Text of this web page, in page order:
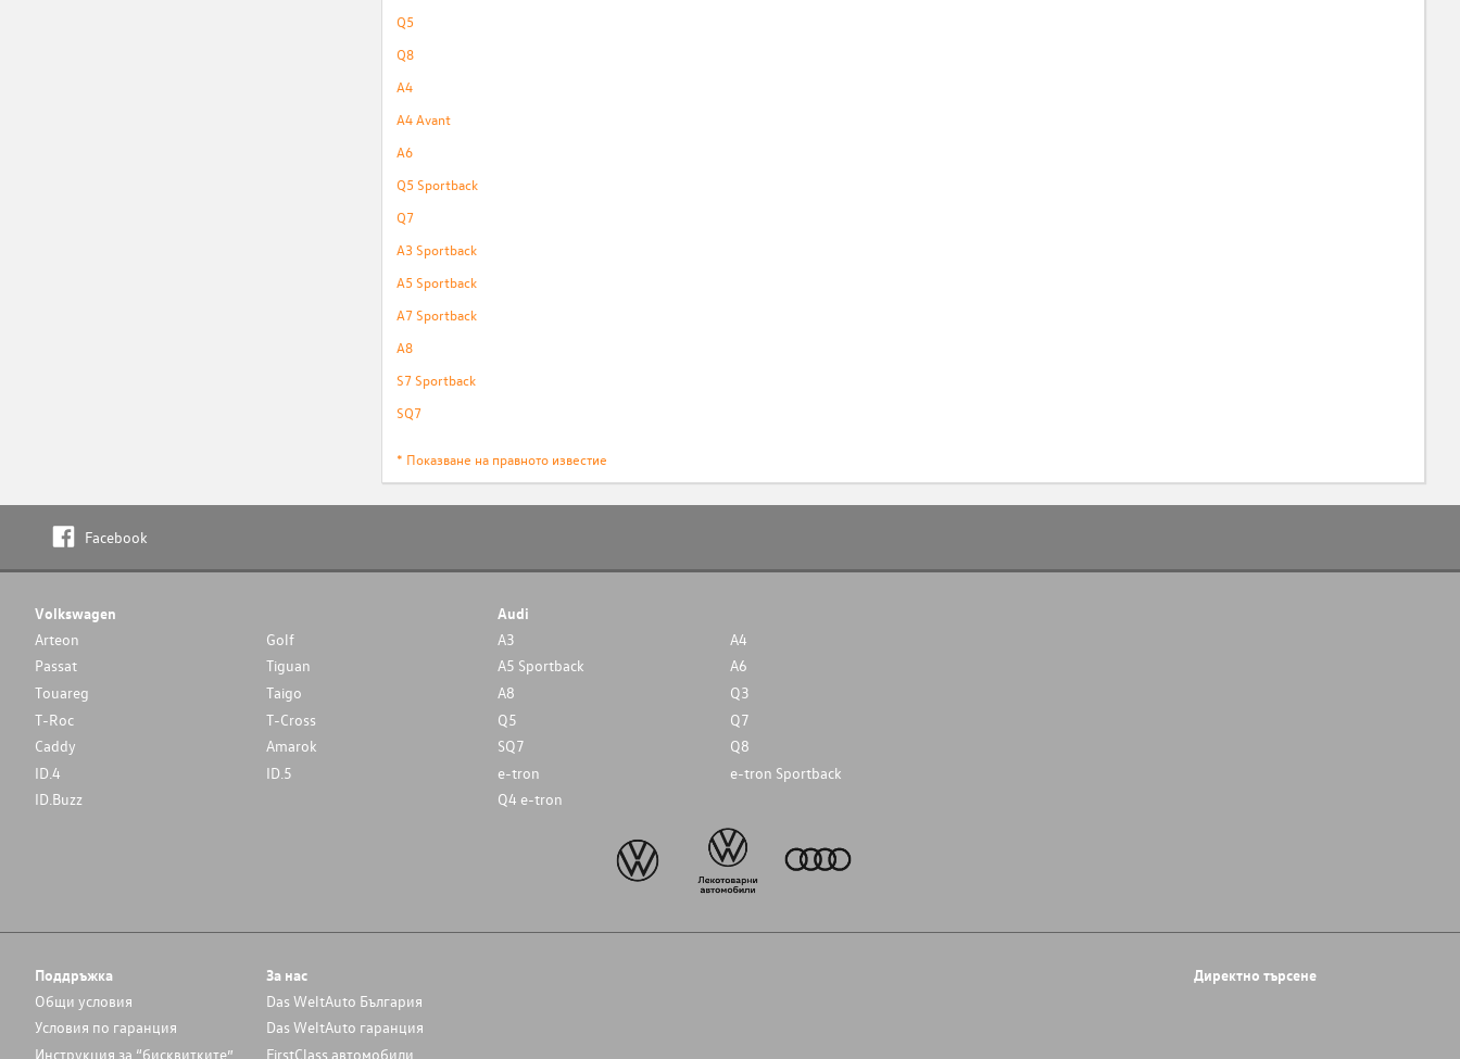
Q5
Q8
A4
A4 Avant
A6
Q5 Sportback
Q7
A3 Sportback
A5 Sportback
A7 Sportback
A8
S7 Sportback
SQ7
* Показване на правното известие
Facebook
Volkswagen
Arteon
Golf
Passat
Tiguan
Touareg
Taigo
T-Roc
T-Cross
Caddy
Amarok
ID.4
ID.5
ID.Buzz
Audi
A3
A4
A5 Sportback
A6
A8
Q3
Q5
Q7
SQ7
Q8
e-tron
e-tron Sportback
Q4 e-tron
Поддръжка
Общи условия
Условия по гаранция
Инструкция за “бисквитките”
За нас
Das WeltAuto България
Das WeltAuto гаранция
FirstClass автомобили
Директно търсене